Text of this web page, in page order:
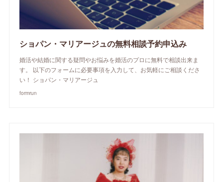
ショパン・マリアージュの無料相談予約申込み
婚活や結婚に関する疑問やお悩みを婚活のプロに無料で相談出来ま
す。 以下のフォームに必要事項を入力して、お気軽にご相談くださ
い！ ショパン・マリアージュ
formrun